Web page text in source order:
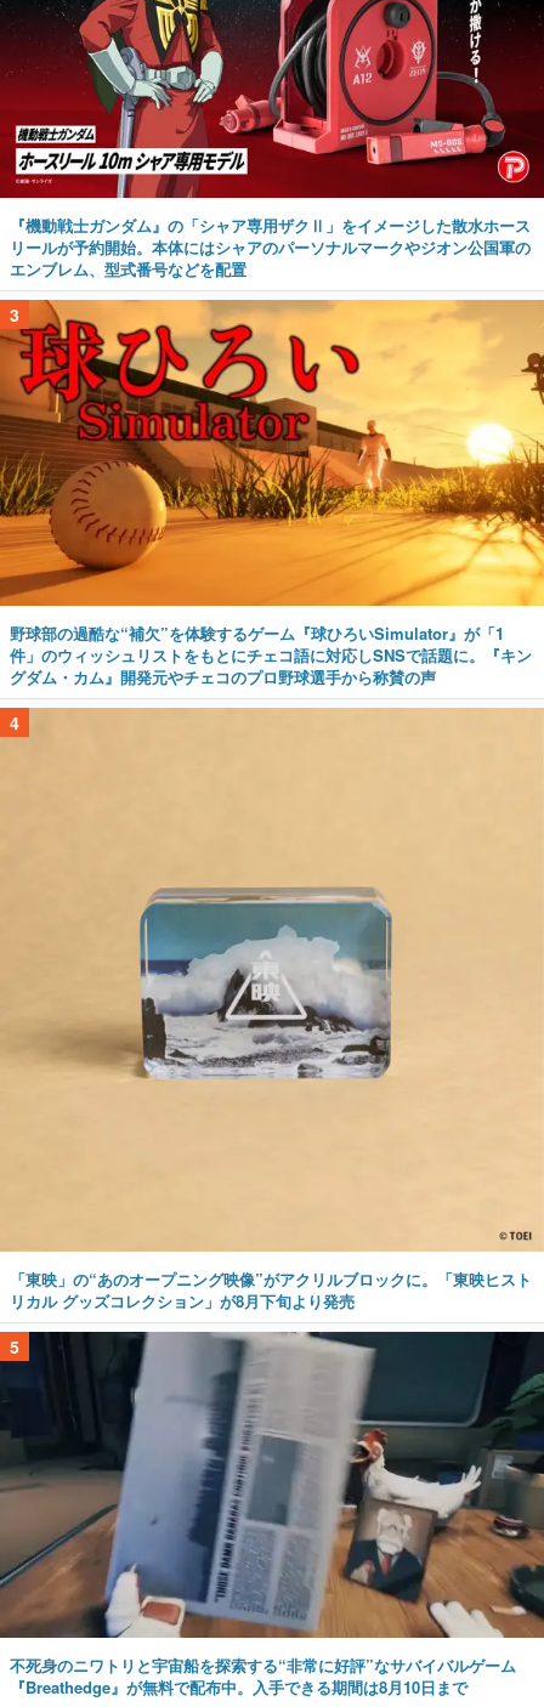
『機動戦士ガンダム』の「シャア専用ザクⅡ」をイメージした散水ホース
リールが予約開始。本体にはシャアのパーソナルマークやジオン公国軍の
エンブレム、型式番号などを配置
3
野球部の過酷な“補欠”を体験するゲーム『球ひろいSimulator』が「1
件」のウィッシュリストをもとにチェコ語に対応しSNSで話題に。『キン
グダム・カム』開発元やチェコのプロ野球選手から称賛の声
4
「東映」の“あのオープニング映像”がアクリルブロックに。「東映ヒスト
リカル グッズコレクション」が8月下旬より発売
5
不死身のニワトリと宇宙船を探索する“非常に好評”なサバイバルゲーム
『Breathedge』が無料で配布中。入手できる期間は8月10日まで